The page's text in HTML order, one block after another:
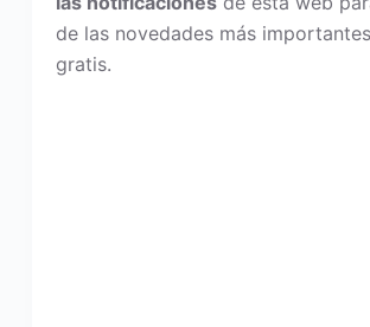
de las novedades más
gratis.